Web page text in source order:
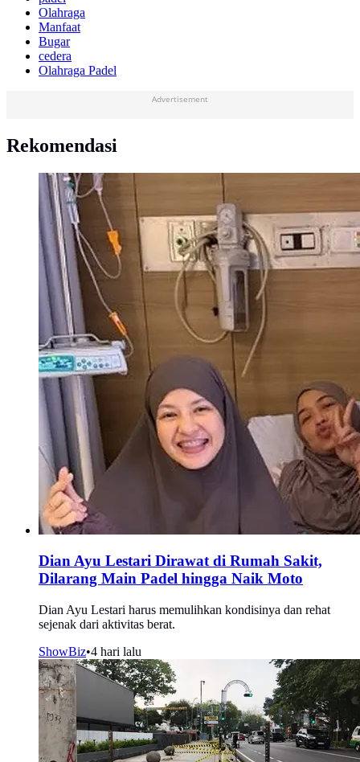
Olahraga
Manfaat
Bugar
cedera
Olahraga Padel
Advertisement
Rekomendasi
Dian Ayu Lestari Dirawat di Rumah Sakit,
Dilarang Main Padel hingga Naik Moto
Dian Ayu Lestari harus memulihkan kondisinya dan rehat
sejenak dari aktivitas berat.
ShowBiz•4 hari lalu